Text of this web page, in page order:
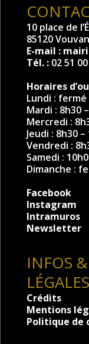
10 place de
85120
E-mail :
Tél. : 02 51
Horaires
Lundi : fermé
Mardi : 8h30
Mercredi :
Jeudi : 8h30
Vendredi :
Samedi :
Dimanche :
Facebook
Instagram
Intramuros
Newsletter
INFOS
LÉGALES
Crédits
Mentions
Politique de